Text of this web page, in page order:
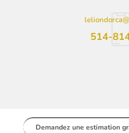
514-
Demandez une estimation